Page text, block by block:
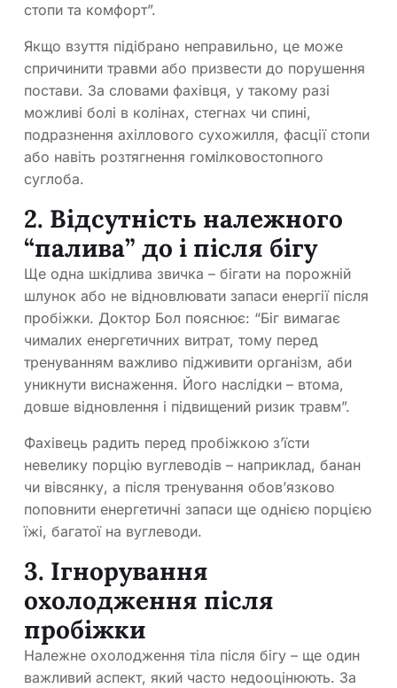
стопи та комфорт”.
Якщо взуття підібрано неправильно, це може
спричинити травми або призвести до порушення
постави. За словами фахівця, у такому разі
можливі болі в колінах, стегнах чи спині,
подразнення ахіллового сухожилля, фасції стопи
або навіть розтягнення гомілковостопного
суглоба.
2. Відсутність належного
“палива” до і після бігу
Ще одна шкідлива звичка – бігати на порожній
шлунок або не відновлювати запаси енергії після
пробіжки. Доктор Бол пояснює: “Біг вимагає
чималих енергетичних витрат, тому перед
тренуванням важливо підживити організм, аби
уникнути виснаження. Його наслідки – втома,
довше відновлення і підвищений ризик травм”.
Фахівець радить перед пробіжкою з’їсти
невелику порцію вуглеводів – наприклад, банан
чи вівсянку, а після тренування обов’язково
поповнити енергетичні запаси ще однією порцією
їжі, багатої на вуглеводи.
3. Ігнорування
охолодження після
пробіжки
Належне охолодження тіла після бігу – ще один
важливий аспект, який часто недооцінюють. За